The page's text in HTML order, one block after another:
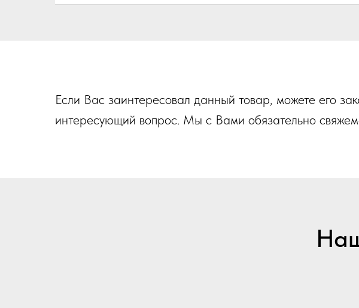
Если Вас заинтересовал данный товар, можете его
интересующий вопрос. Мы с Вами обязательно